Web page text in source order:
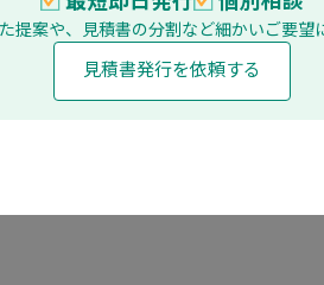
提案や、見積書の分割など細かいご要望
見積書発行を依頼する